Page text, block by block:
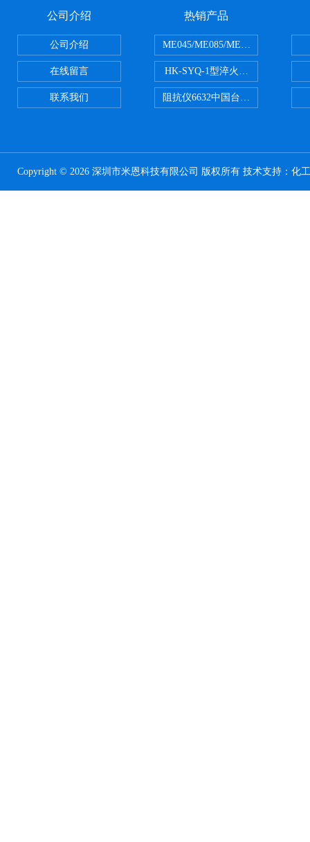
公司介绍
公司介绍
在线留言
联系我们
热销产品
ME045/ME085/ME150ME系列
HK-SYQ-1型淬火介质冷却性能测
阻抗仪6632中国台湾益和
Copyright © 2026 深圳市米恩科技有限公司 版权所有 技术支持： 化